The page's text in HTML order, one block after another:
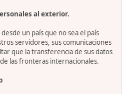
al exterior.
un país que no sea el país
servidores, sus comunicaciones
que la transferencia de sus datos
las fronteras internacionales.